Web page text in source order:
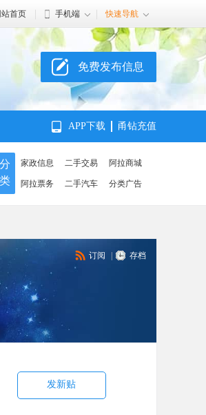
站首页 手机端 快速导航
免费发布信息
APP下载 甬钻充值
分
类
家政信息 二手交易 阿拉商城
阿拉票务 二手汽车 分类广告
订阅 存档
发新贴